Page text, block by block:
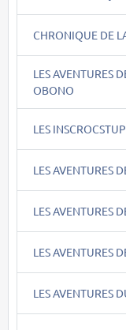
CHRONIQUE DE
LES AVENTURES
OBONO
LES
LES AVENTURES
LES AVENTURES
LES AVENTURES
LES AVENTURES